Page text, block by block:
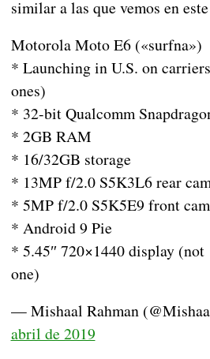
similar a las que vemos en
Motorola Moto E6 («surfna»)
* Launching in U.S. on
ones)
* 32-bit Qualcomm
* 2GB RAM
* 16/32GB storage
* 13MP f/2.0 S5K3L6 rear
* 5MP f/2.0 S5K5E9 front
* Android 9 Pie
* 5.45″ 720×1440 display (not
one)
— Mishaal Rahman
abril de 2019